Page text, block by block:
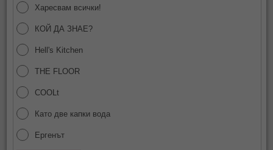
Харесвам всички!
КОЙ ДА ЗНАЕ?
Hell's Kitchen
THE FLOOR
COOLt
Като две капки вода
Ергенът